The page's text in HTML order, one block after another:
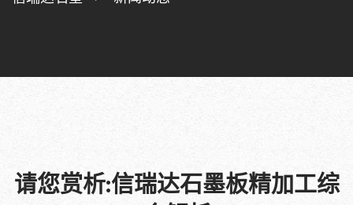
请您赏析:信瑞达石墨板精加工综